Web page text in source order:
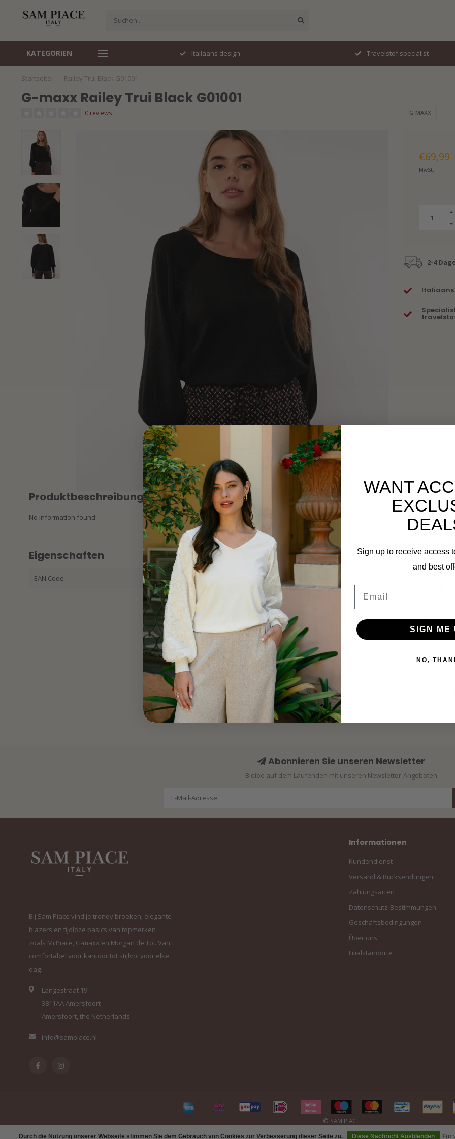
KATEGORIEN
Perfecte pasvorm Italiaans design Travelstof specialist
Startseite Railey Trui Black G01001
G-maxx Railey Trui Black G01001
0 reviews G-MAXX
€69,99
MwSt.
2-4
Italiaans
Produktbeschreibung
No information found
Eigenschaften
EAN Code 8719594019955
Durch die Nutzung unserer Webseite stimmen Sie dem Gebrauch von Cookies zur Verbesserung dieser Seite zu. Diese Nachricht Ausblenden Für
Abonnieren Sie unseren Newsletter
Bleibe auf dem Laufenden mit unseren Newsletter-Angeboten
Bij Sam Piace vind je trendy broeken, elegante
blazers en tijdloze basics van topmerken
zoals Mi Piace, G-maxx en Morgan de Toi. Van
comfortabel voor kantoor tot stijlvol voor elke
dag.
Langestraat 19
3811AA Amersfoort
Amersfoort, the Netherlands
info@sampiace.nl
Informationen
Kundendienst
Versand & Rücksendungen
Zahlungsarten
Datenschutz-Bestimmungen
Geschäftsbedingungen
Über uns
Filialstandorte
WANT
Sign up to receive access
and best
SIGN ME
NO,